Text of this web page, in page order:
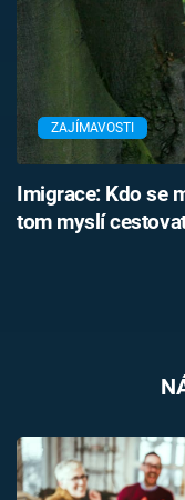
ZAJÍMAVOSTI
Imigrace: Kdo se
tom myslí